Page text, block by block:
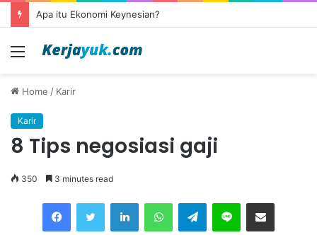
Apa itu Ekonomi Keynesian?
Menu
Home / Karir
Karir
8 Tips negosiasi gaji
350 3 minutes read
Telegram